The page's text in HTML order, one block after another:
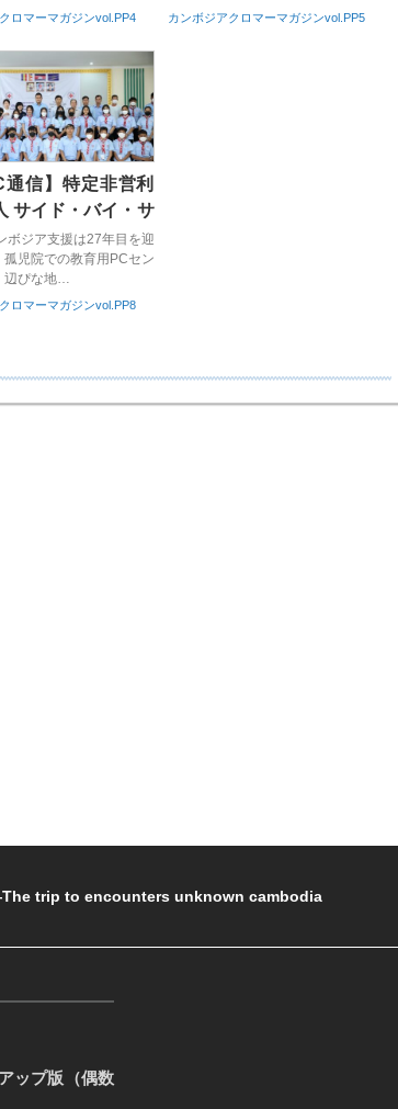
ロマーマガジンvol.PP4 カンボジアクロマーマガジンvol.PP5
通信】特定非営利
サイド・バイ・サ
ンターナショナル
ボジア支援は27年目を迎
孤児院での教育用PCセン
辺ぴな地…
ロマーマガジンvol.PP8
trip to encounters unknown cambodia
ップ版（偶数